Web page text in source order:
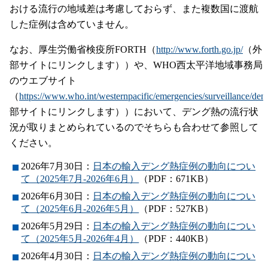
おける流行の地域差は考慮しておらず、また複数国に渡航
した症例は含めていません。
なお、厚生労働省検疫所FORTH（http://www.forth.go.jp/（外
部サイトにリンクします））や、WHO西太平洋地域事務局
のウエブサイト
（https://www.who.int/westernpacific/emergencies/surveillance/
部サイトにリンクします））において、デング熱の流行状
況が取りまとめられているのでそちらも合わせて参照して
ください。
2026年7月30日： 日本の輸入デング熱症例の動向につい
て（2025年7月‐2026年6月）
（PDF：671KB）
2026年6月30日： 日本の輸入デング熱症例の動向につい
て（2025年6月‐2026年5月）
（PDF：527KB）
2026年5月29日： 日本の輸入デング熱症例の動向につい
て（2025年5月‐2026年4月）
（PDF：440KB）
2026年4月30日： 日本の輸入デング熱症例の動向につい